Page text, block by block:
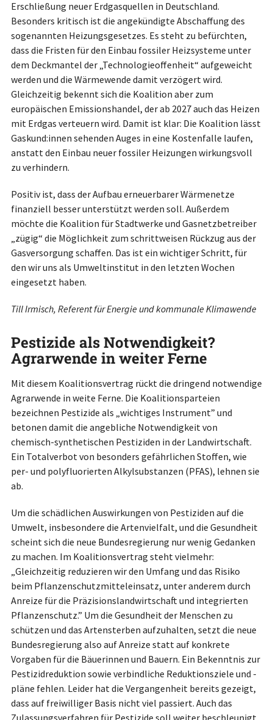
Erschließung neuer Erdgasquellen in Deutschland.
Besonders kritisch ist die angekündigte Abschaffung des
sogenannten Heizungsgesetzes. Es steht zu befürchten,
dass die Fristen für den Einbau fossiler Heizsysteme unter
dem Deckmantel der „Technologieoffenheit“ aufgeweicht
werden und die Wärmewende damit verzögert wird.
Gleichzeitig bekennt sich die Koalition aber zum
europäischen Emissionshandel, der ab 2027 auch das Heizen
mit Erdgas verteuern wird. Damit ist klar: Die Koalition lässt
Gaskund:innen sehenden Auges in eine Kostenfalle laufen,
anstatt den Einbau neuer fossiler Heizungen wirkungsvoll
zu verhindern.
Positiv ist, dass der Aufbau erneuerbarer Wärmenetze
finanziell besser unterstützt werden soll. Außerdem
möchte die Koalition für Stadtwerke und Gasnetzbetreiber
„zügig“ die Möglichkeit zum schrittweisen Rückzug aus der
Gasversorgung schaffen. Das ist ein wichtiger Schritt, für
den wir uns als Umweltinstitut in den letzten Wochen
eingesetzt haben.
Till Irmisch, Referent für Energie und kommunale Klimawende
Pestizide als Notwendigkeit?
Agrarwende in weiter Ferne
Mit diesem Koalitionsvertrag rückt die dringend notwendige
Agrarwende in weite Ferne. Die Koalitionsparteien
bezeichnen Pestizide als „wichtiges Instrument” und
betonen damit die angebliche Notwendigkeit von
chemisch-synthetischen Pestiziden in der Landwirtschaft.
Ein Totalverbot von besonders gefährlichen Stoffen, wie
per- und polyfluorierten Alkylsubstanzen (PFAS), lehnen sie
ab.
Um die schädlichen Auswirkungen von Pestiziden auf die
Umwelt, insbesondere die Artenvielfalt, und die Gesundheit
scheint sich die neue Bundesregierung nur wenig Gedanken
zu machen. Im Koalitionsvertrag steht vielmehr:
„Gleichzeitig reduzieren wir den Umfang und das Risiko
beim Pflanzenschutzmitteleinsatz, unter anderem durch
Anreize für die Präzisionslandwirtschaft und integrierten
Pflanzenschutz.” Um die Gesundheit der Menschen zu
schützen und das Artensterben aufzuhalten, setzt die neue
Bundesregierung also auf Anreize statt auf konkrete
Vorgaben für die Bäuerinnen und Bauern. Ein Bekenntnis zur
Pestizidreduktion sowie verbindliche Reduktionsziele und -
pläne fehlen. Leider hat die Vergangenheit bereits gezeigt,
dass auf freiwilliger Basis nicht viel passiert. Auch das
Zulassungsverfahren für Pestizide soll weiter beschleunigt